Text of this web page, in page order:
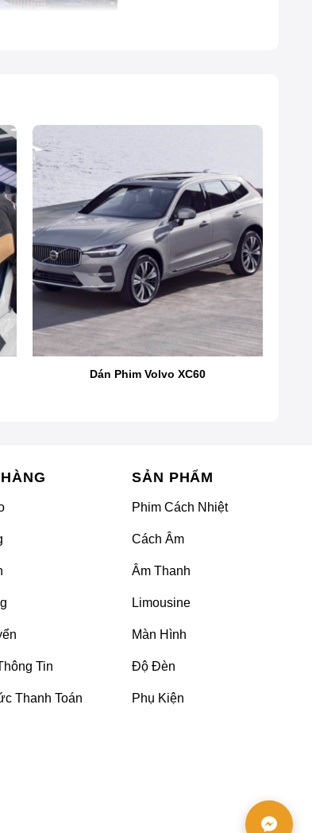
bó, đảm bảo an toàn khi lái xe, chống bạc
dán phim cách nhiệt xe Honda CRV,
Dán Phim Volvo XC60
Tin
Thanh Toán
SẢN PHẨM
Phim Cách Nhiệt
Cách Âm
Âm Thanh
Limousine
Màn Hình
Độ Đèn
Phụ Kiện